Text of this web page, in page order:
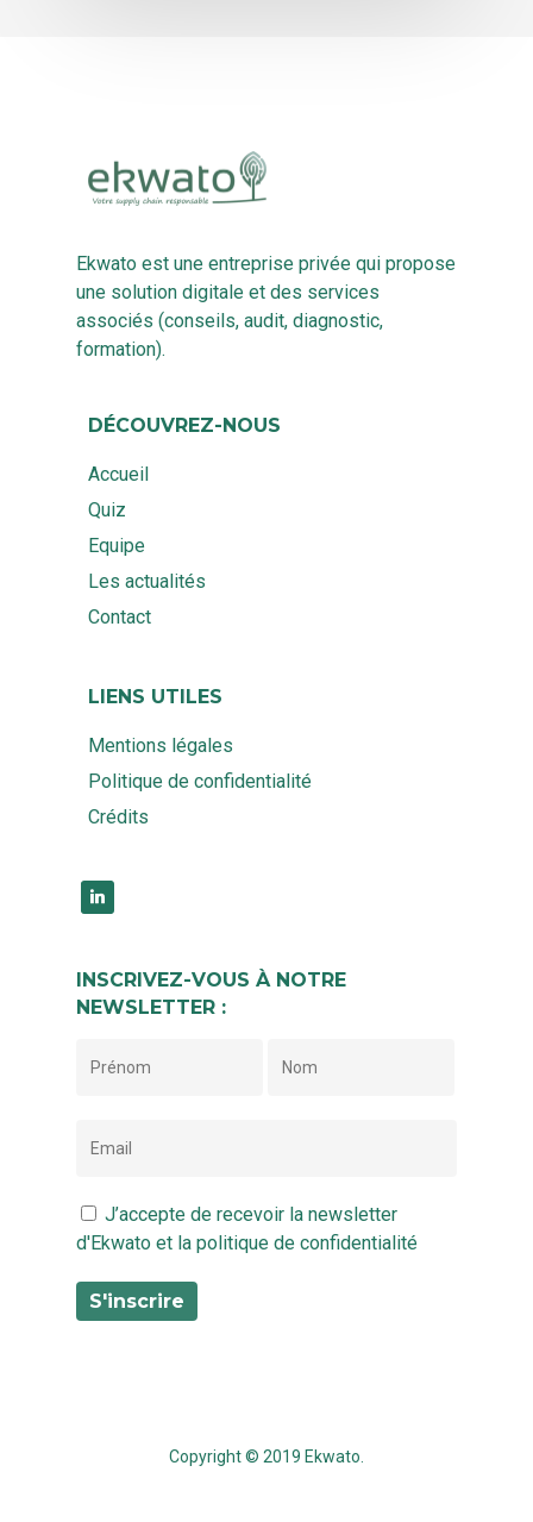
Ekwato est une entreprise privée qui propose
une solution digitale et des services
associés (conseils, audit, diagnostic,
formation).
DÉCOUVREZ-NOUS
Accueil
Quiz
Equipe
Les actualités
Contact
LIENS UTILES
Mentions légales
Politique de confidentialité
Crédits
linkedin
INSCRIVEZ-VOUS À NOTRE
NEWSLETTER :
J’accepte de recevoir la newsletter
d'Ekwato et la politique de confidentialité
Copyright © 2019 Ekwato.